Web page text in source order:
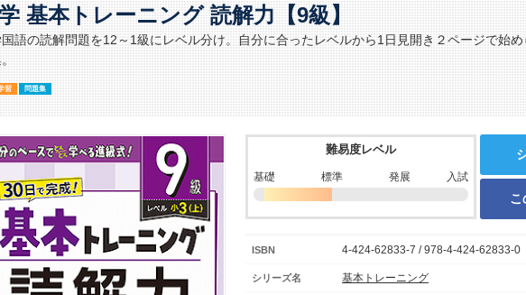
基本トレーニング 読解力【9級】
語の読解問題を12～1級にレベル分け。自分に合ったレベルから1日見開き２ページで始
習 問題集
難易度レベル
基礎 標準 発展 入試
こ
ISBN 4-424-62833-7 / 978-4-424-62833-0
シリーズ名 基本トレーニング